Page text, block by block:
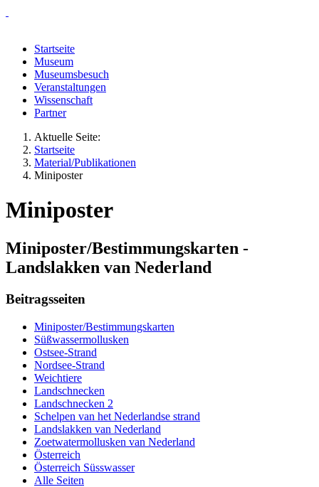
Startseite
Museum
Museumsbesuch
Veranstaltungen
Wissenschaft
Partner
Aktuelle Seite:
Startseite
Material/Publikationen
Miniposter
Miniposter
Miniposter/Bestimmungskarten -
Landslakken van Nederland
Beitragsseiten
Miniposter/Bestimmungskarten
Süßwassermollusken
Ostsee-Strand
Nordsee-Strand
Weichtiere
Landschnecken
Landschnecken 2
Schelpen van het Nederlandse strand
Landslakken van Nederland
Zoetwatermollusken van Nederland
Österreich
Österreich Süsswasser
Alle Seiten